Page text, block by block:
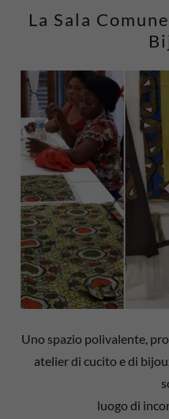
La Sala
Uno spazio polivalente,
atelier di cucito e di
luogo di